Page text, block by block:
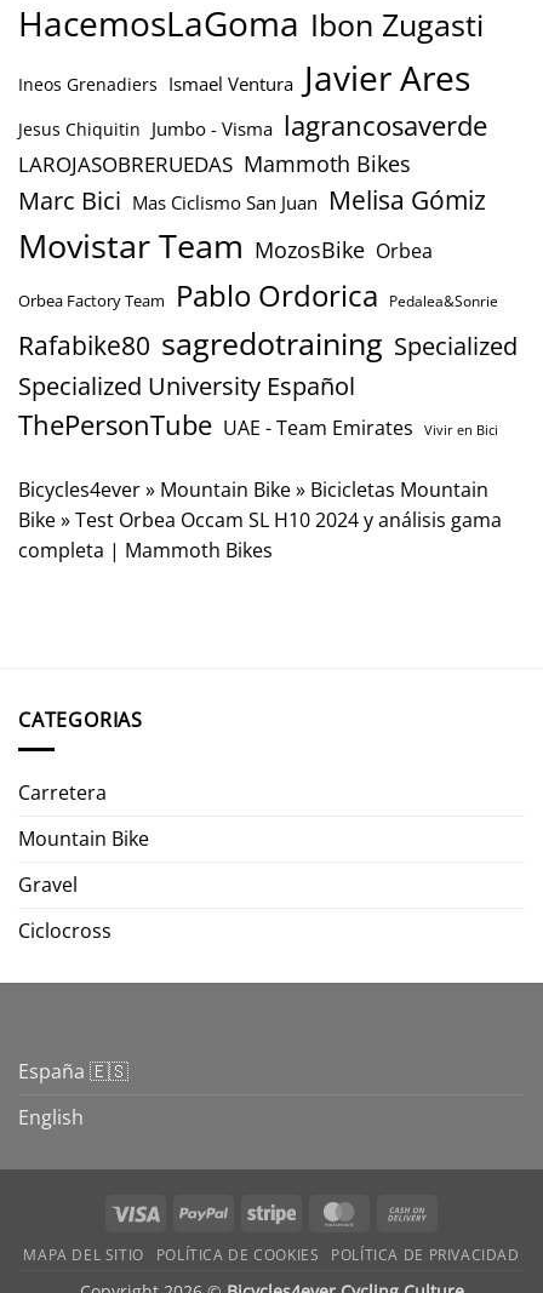
HacemosLaGoma Ibon Zugasti
Ineos Grenadiers Ismael Ventura Javier Ares
Jesus Chiquitin Jumbo - Visma lagrancosaverde
LAROJASOBRERUEDAS Mammoth Bikes
Marc Bici Mas Ciclismo San Juan Melisa Gómiz
Movistar Team MozosBike Orbea
Orbea Factory Team Pablo Ordorica Pedalea&Sonrie
Rafabike80 sagredotraining Specialized
Specialized University Español
ThePersonTube UAE - Team Emirates Vivir en Bici
Bicycles4ever» Mountain Bike» Bicicletas Mountain
Bike»Test Orbea Occam SL H10 2024 y análisis gama
completa | Mammoth Bikes
CATEGORIAS
Carretera
Mountain Bike
Gravel
Ciclocross
España 🇪🇸
English
Visa PayPal Stripe MasterCard
Delivery
MAPA DEL SITIO POLÍTICA DE COOKIES POLÍTICA DE PRIVACIDAD